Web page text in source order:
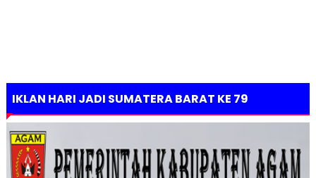
IKLAN HARI JADI SUMATERA BARAT KE 79